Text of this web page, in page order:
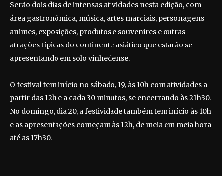
Serão dois dias de intensas atividades nesta edição, com
área gastronômica, música, artes marciais, personagens
animes, exposições, produtos e souvenires e outras
atrações típicas do continente asiático que estarão se
apresentando em solo vinhedense.
O festival tem início no sábado, 19, às 10h com atividades a
partir das 12h e a cada 30 minutos, se encerrando às 21h30.
No domingo, dia 20, a festividade também tem início às 10h
e as apresentações começam às 12h, de meia em meia hora
até as 17h30.